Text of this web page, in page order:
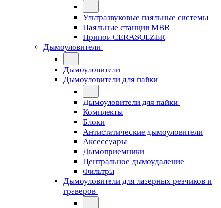
Ультразвуковые паяльные системы
Паяльные станции MBR
Припой CERASOLZER
Дымоуловители
Дымоуловители
Дымоуловители для пайки
Дымоуловители для пайки
Комплекты
Блоки
Антистатические дымоуловители
Аксессуары
Дымоприемники
Центральное дымоудаление
Фильтры
Дымоуловители для лазерных резчиков и
граверов